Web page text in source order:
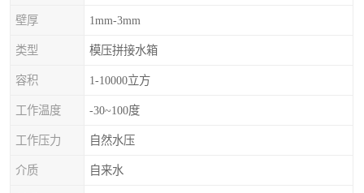
壁厚 1mm-3mm
类型 模压拼接水箱
容积 1-10000立方
工作温度 -30~100度
工作压力 自然水压
介质 自来水